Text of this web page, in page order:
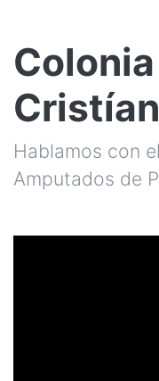
Hablamos con
Amputados de